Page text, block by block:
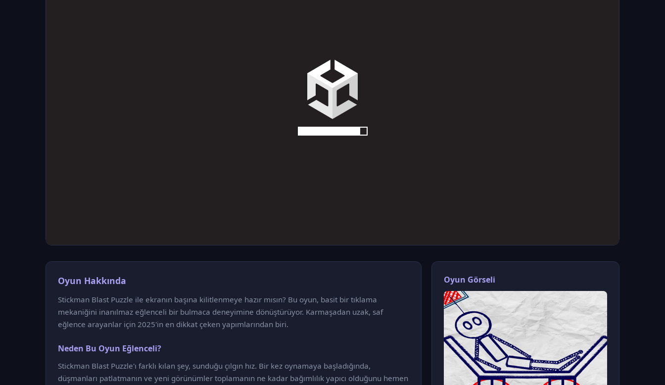
Oyun Hakkında
Stickman Blast Puzzle ile ekranın başına kilitlenmeye hazır mısın? Bu oyun, basit bir tıklama
mekaniğini inanılmaz eğlenceli bir bulmaca deneyimine dönüştürüyor. Karmaşadan uzak, saf
eğlence arayanlar için 2025'in en dikkat çeken yapımlarından biri.
Neden Bu Oyun Eğlenceli?
Stickman Blast Puzzle'ı farklı kılan şey, sunduğu çılgın hız. Bir kez oynamaya başladığında,
düşmanları patlatmanın ve yeni görünümler toplamanın ne kadar bağımlılık yapıcı olduğunu hemen
Oyun Görseli